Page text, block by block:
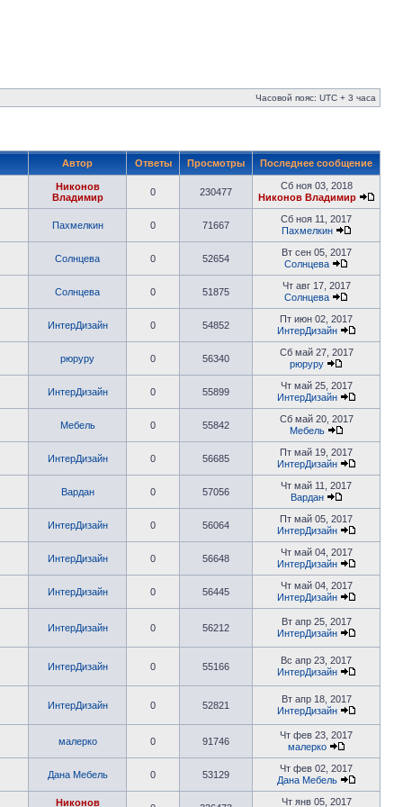
Часовой пояс: UTC + 3 часа
Автор Ответы Просмотры Последнее сообщение
Никонов
Владимир
0 230477
Сб ноя 03, 2018
Никонов Владимир
Пахмелкин 0 71667
Сб ноя 11, 2017
Пахмелкин
Солнцева 0 52654
Вт сен 05, 2017
Солнцева
Солнцева 0 51875
Чт авг 17, 2017
Солнцева
ИнтерДизайн 0 54852
Пт июн 02, 2017
ИнтерДизайн
рюруру 0 56340
Сб май 27, 2017
рюруру
ИнтерДизайн 0 55899
Чт май 25, 2017
ИнтерДизайн
Мебель 0 55842
Сб май 20, 2017
Мебель
ИнтерДизайн 0 56685
Пт май 19, 2017
ИнтерДизайн
Вардан 0 57056
Чт май 11, 2017
Вардан
ИнтерДизайн 0 56064
Пт май 05, 2017
ИнтерДизайн
ИнтерДизайн 0 56648
Чт май 04, 2017
ИнтерДизайн
ИнтерДизайн 0 56445
Чт май 04, 2017
ИнтерДизайн
ИнтерДизайн 0 56212
Вт апр 25, 2017
ИнтерДизайн
ИнтерДизайн 0 55166
Вс апр 23, 2017
ИнтерДизайн
ИнтерДизайн 0 52821
Вт апр 18, 2017
ИнтерДизайн
малерко 0 91746
Чт фев 23, 2017
малерко
Дана Мебель 0 53129
Чт фев 02, 2017
Дана Мебель
Никонов Чт янв 05, 2017